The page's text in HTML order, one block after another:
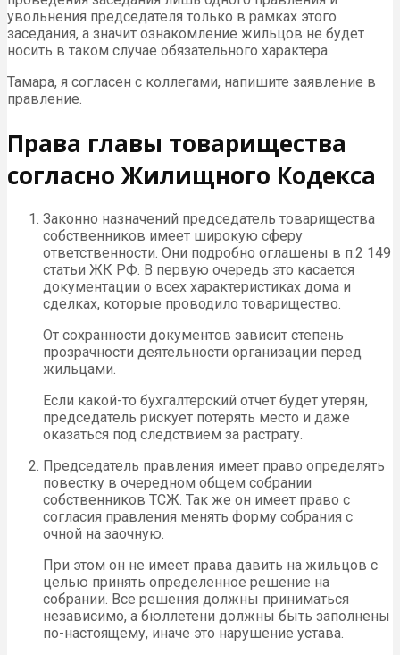
увольнения председателя только в рамках этого
заседания, а значит ознакомление жильцов не будет
носить в таком случае обязательного характера.
Тамара, я согласен с коллегами, напишите заявление в
правление.
Права главы товарищества
согласно Жилищного Кодекса
Законно назначений председатель товарищества
собственников имеет широкую сферу
ответственности. Они подробно оглашены в п.2 149
статьи ЖК РФ. В первую очередь это касается
документации о всех характеристиках дома и
сделках, которые проводило товарищество.
От сохранности документов зависит степень
прозрачности деятельности организации перед
жильцами.
Если какой-то бухгалтерский отчет будет утерян,
председатель рискует потерять место и даже
оказаться под следствием за растрату.
Председатель правления имеет право определять
повестку в очередном общем собрании
собственников ТСЖ. Так же он имеет право с
согласия правления менять форму собрания с
очной на заочную.
При этом он не имеет права давить на жильцов с
целью принять определенное решение на
собрании. Все решения должны приниматься
независимо, а бюллетени должны быть заполнены
по-настоящему, иначе это нарушение устава.